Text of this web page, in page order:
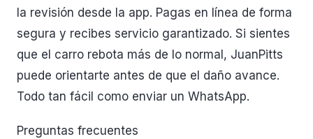
la revisión desde la app. Pagas en línea de forma
segura y recibes servicio garantizado. Si sientes
que el carro rebota más de lo normal, JuanPitts
puede orientarte antes de que el daño avance.
Todo tan fácil como enviar un WhatsApp.
Preguntas frecuentes